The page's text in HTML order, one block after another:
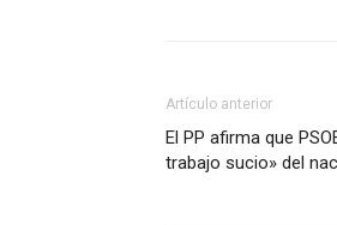
Artículo anterior
El PP afirma que
trabajo sucio» del